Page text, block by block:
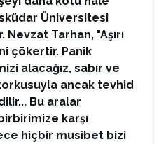
Üniversitesi
Tarhan, "Aşırı
çökertir. Panik
alacağız, sabır ve
ancak tevhid
Bu aralar
karşı
hiçbir musibet bizi